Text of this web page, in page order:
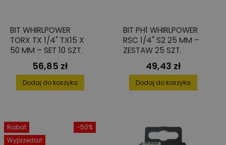
BIT WHIRLPOWER
TORX TX 1/4" TX15 X
50 MM – SET 10 SZT.
Cena
56,85 zł
Dodaj do koszyka
BIT PH1 WHIRLPOWER
RSC 1/4" S2 25 MM –
ZESTAW 25 SZT.
Cena
49,43 zł
Dodaj do koszyka
-50%
Rabat
Wyprzedaż!